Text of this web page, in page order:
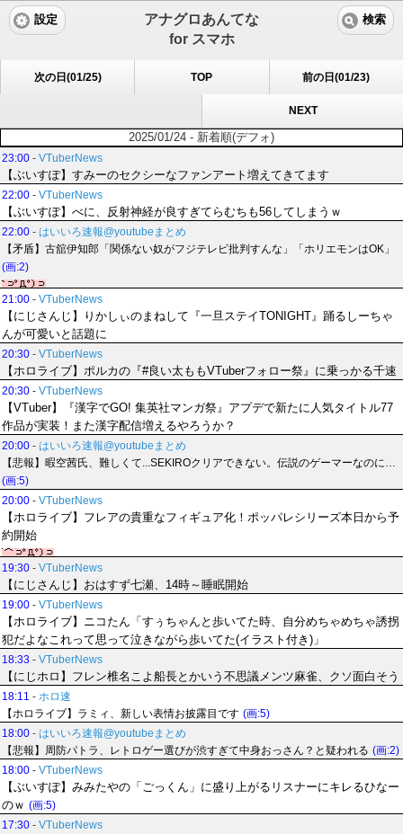
アナグロあんてな
for スマホ
設定 検索
次の日(01/25) TOP 前の日(01/23)
NEXT
2025/01/24 - 新着順(デフォ)
23:00 - VTuberNews
【ぶいすぽ】すみーのセクシーなファンアート増えてきてます
22:00 - VTuberNews
【ぶいすぽ】べに、反射神経が良すぎてらむちも56してしまうｗ
22:00 - はいいろ速報@youtubeまとめ
【矛盾】古舘伊知郎「関係ない奴がフジテレビ批判すんな」「ホリエモンはOK」
(画:2)
21:00 - VTuberNews
【にじさんじ】りかしぃのまねして『一旦ステイTONIGHT』踊るしーちゃ
んが可愛いと話題に
20:30 - VTuberNews
【ホロライブ】ポルカの『#良い太ももVTuberフォロー祭』に乗っかる千速
20:30 - VTuberNews
【VTuber】『漢字でGO! 集英社マンガ祭』アプデで新たに人気タイトル77
作品が実装！また漢字配信増えるやろうか？
20:00 - はいいろ速報@youtubeまとめ
【悲報】暇空茜氏、難しくて...SEKIROクリアできない。伝説のゲーマーなのに…
(画:5)
20:00 - VTuberNews
【ホロライブ】フレアの貴重なフィギュア化！ポッパレシリーズ本日から予
約開始
19:30 - VTuberNews
【にじさんじ】おはすず七瀬、14時～睡眠開始
19:00 - VTuberNews
【ホロライブ】ニコたん「すぅちゃんと歩いてた時、自分めちゃめちゃ誘拐
犯だよなこれって思って泣きながら歩いてた(イラスト付き)」
18:33 - VTuberNews
【にじホロ】フレン椎名こよ船長とかいう不思議メンツ麻雀、クソ面白そう
18:11 - ホロ速
【ホロライブ】ラミィ、新しい表情お披露目です (画:5)
18:00 - はいいろ速報@youtubeまとめ
【悲報】周防パトラ、レトロゲー選びが渋すぎて中身おっさん？と疑われる (画:2)
18:00 - VTuberNews
【ぶいすぽ】みみたやの「ごっくん」に盛り上がるリスナーにキレるひなー
のｗ (画:5)
17:30 - VTuberNews